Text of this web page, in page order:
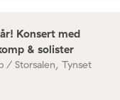
Konsert med
& solister
/ Storsalen, Tynset